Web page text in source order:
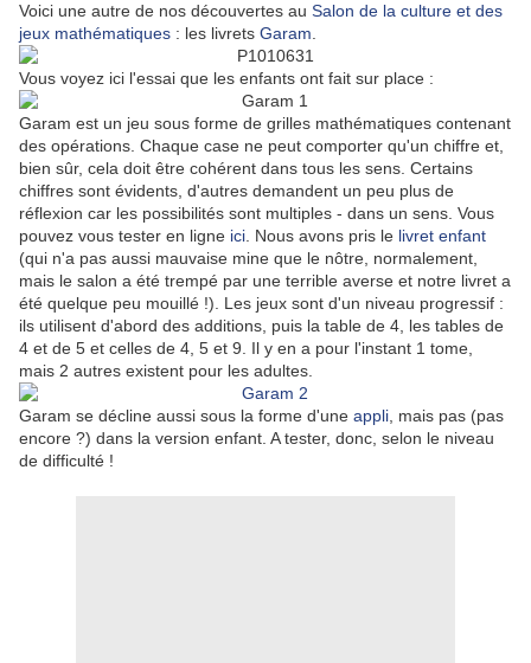
Voici une autre de nos découvertes au Salon de la culture et des
jeux mathématiques : les livrets Garam
Vous voyez ici l'essai que les enfants ont fait sur place :
Garam est un jeu sous forme de grilles mathématiques contenant
des opérations. Chaque case ne peut comporter qu'un chiffre et,
bien sûr, cela doit être cohérent dans tous les sens. Certains
chiffres sont évidents, d'autres demandent un peu plus de
réflexion car les possibilités sont multiples - dans un sens. Vous
pouvez vous tester en ligne ici . Nous avons pris le livret enfant
(qui n'a pas aussi mauvaise mine que le nôtre, normalement,
mais le salon a été trempé par une terrible averse et notre livret a
été quelque peu mouillé !). Les jeux sont d'un niveau progressif :
ils utilisent d'abord des additions, puis la table de 4, les tables de
4 et de 5 et celles de 4, 5 et 9. Il y en a pour l'instant 1 tome,
mais 2 autres existent pour les adultes.
Garam se décline aussi sous la forme d'une appli , mais pas (pas
encore ?) dans la version enfant. A tester, donc, selon le niveau
de difficulté !